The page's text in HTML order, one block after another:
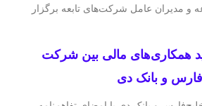
و مدیران عامل شرکت‌های تابعه برگزار
همکاری‌های مالی بین شرکت
و بانک دی